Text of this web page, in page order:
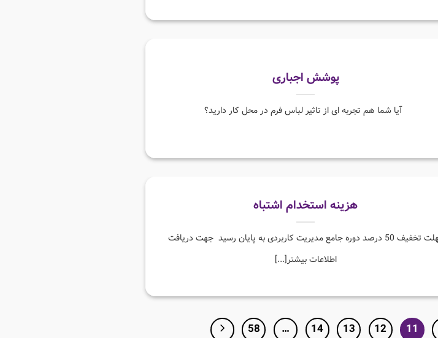
پوشش اجباری
آیا شما هم تجربه ای از تاثیر لباس فرم در محل کار دارید؟
هزینه استخدام اشتباه
مهلت تخفیف 50 درصد دوره جامع مدیریت کاربردی به پایان رسید جهت دریافت
اطلاعات بیشتر[...]
11
12
13
14
…
58